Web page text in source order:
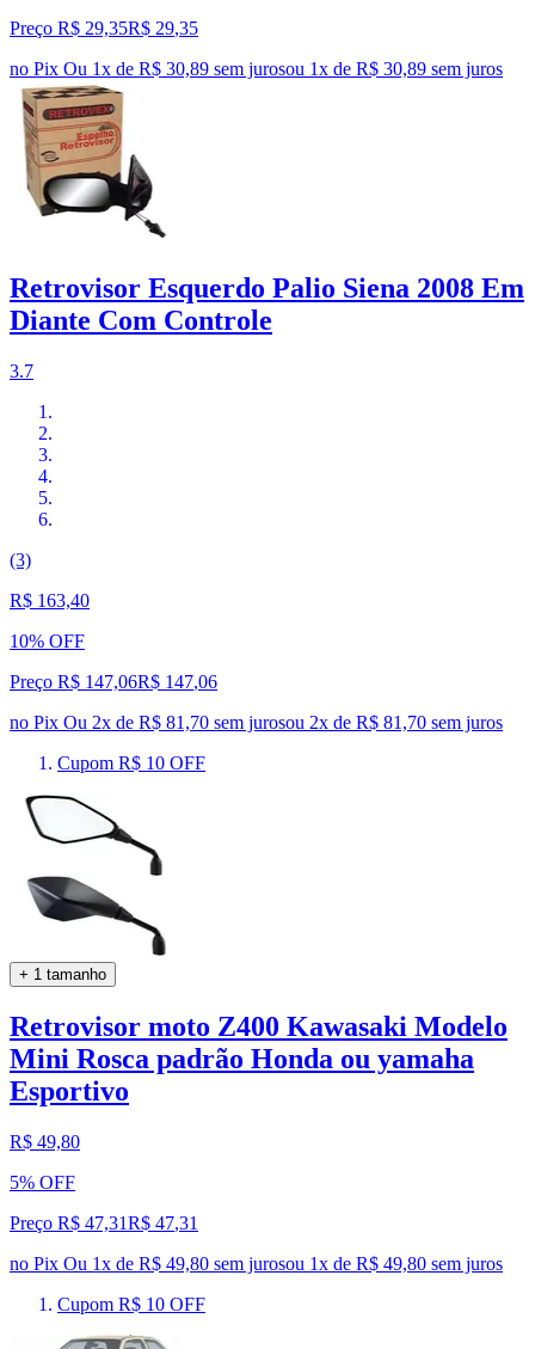
Preço R$ 29,35R$ 29,35
no Pix Ou 1x de R$ 30,89 sem jurosou 1x de R$ 30,89 sem juros
Retrovisor Esquerdo Palio Siena 2008 Em
Diante Com Controle
3.7
(3)
R$ 163,40
10% OFF
Preço R$ 147,06R$ 147,06
no Pix Ou 2x de R$ 81,70 sem jurosou 2x de R$ 81,70 sem juros
Cupom R$ 10 OFF
+ 1 tamanho
Retrovisor moto Z400 Kawasaki Modelo
Mini Rosca padrão Honda ou yamaha
Esportivo
R$ 49,80
5% OFF
Preço R$ 47,31R$ 47,31
no Pix Ou 1x de R$ 49,80 sem jurosou 1x de R$ 49,80 sem juros
Cupom R$ 10 OFF